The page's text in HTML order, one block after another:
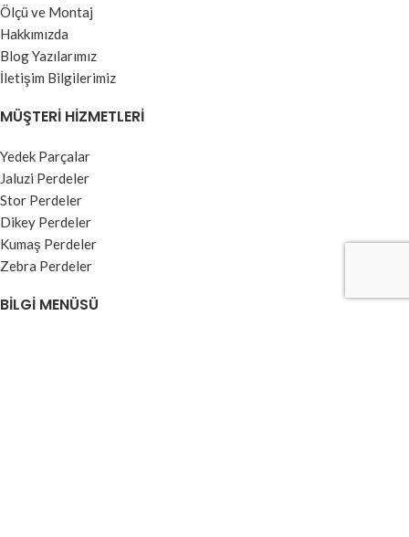
Ölçü ve Montaj
Hakkımızda
Blog Yazılarımız
İletişim Bilgilerimiz
MÜŞTERI HIZMETLERI
Yedek Parçalar
Jaluzi Perdeler
Stor Perdeler
Dikey Perdeler
Kumaş Perdeler
Zebra Perdeler
BILGI MENÜSÜ